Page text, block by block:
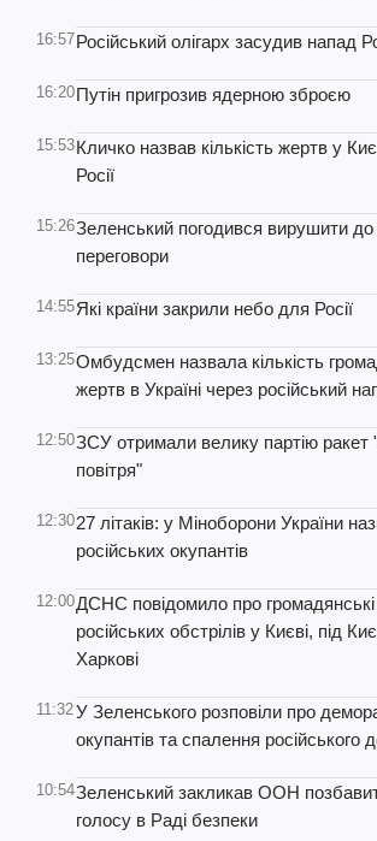
16:57Російський олігарх засудив напад
16:20Путін пригрозив ядерною зброєю
15:53Кличко назвав кількість жертв у
Росії
15:26Зеленський погодився вирушити до
переговори
14:55Які країни закрили небо для Росії
13:25Омбудсмен назвала кількість
жертв в Україні через російський
12:50ЗСУ отримали велику партію ракет
повітря"
12:3027 літаків: у Міноборони України
російських окупантів
12:00ДСНС повідомило про
російських обстрілів у Києві, під
Харкові
11:32У Зеленського розповіли про
окупантів та спалення російського
10:54Зеленський закликав ООН
голосу в Раді безпеки